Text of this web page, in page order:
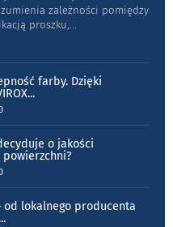
zależności pomiędzy
proszku,...
farby. Dzięki
...
o jakości
od lokalnego producenta